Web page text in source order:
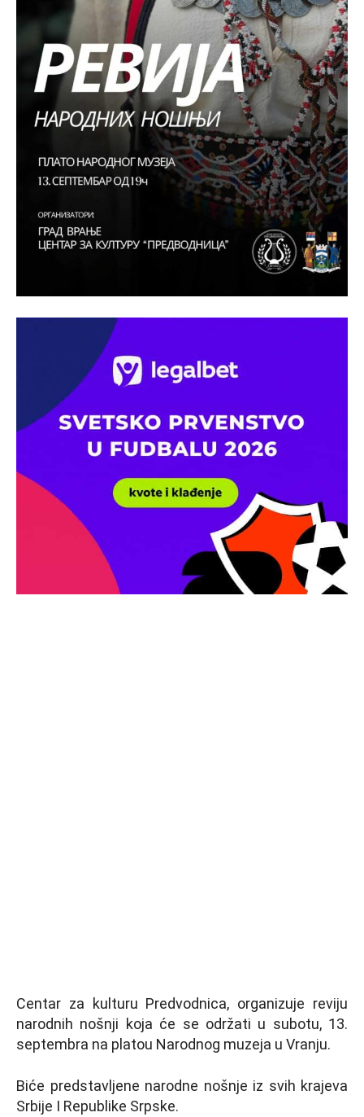
Centar za kulturu Predvodnica, organizuje reviju
narodnih nošnji koja će se održati u subotu, 13.
septembra na platou Narodnog muzeja u Vranju.
Biće predstavljene narodne nošnje iz svih krajeva
Srbije I Republike Srpske.